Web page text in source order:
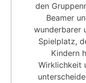
den
Beamer
wunderbarer
Spielplatz,
Kindern
Wirklichkeit